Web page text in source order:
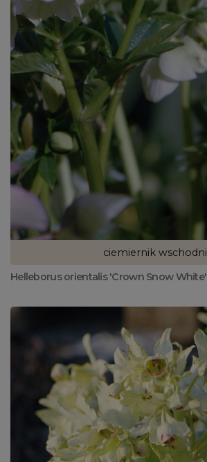
ciemiernik wschodni
Helleborus orientalis 'Crown Snow White'